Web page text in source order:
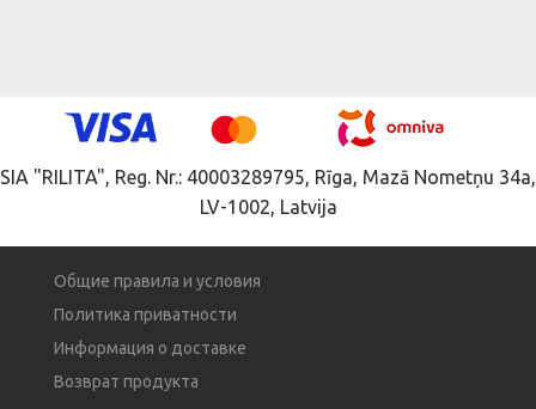
SIA "RILITA", Reg. Nr.: 40003289795, Rīga, Mazā Nometņu 34a,
LV-1002, Latvija
Общие правила и условия
Политика приватности
Информация о доставке
Возврат продукта